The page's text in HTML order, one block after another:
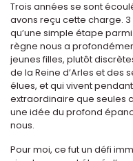
Trois années se sont
avons reçu cette charge. 3
qu’une simple étape
règne nous a
jeunes filles, plutôt
de la Reine d’Arles et des
élues, et qui vivent
extraordinaire que seules
une idée du profond
nous.
Pour moi, ce fut un défi